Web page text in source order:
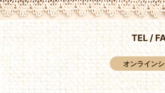
TEL /
オンライン